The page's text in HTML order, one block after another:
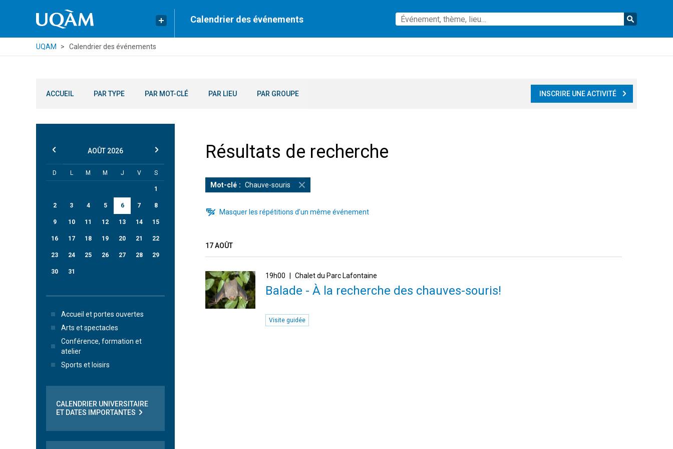
Calendrier des événements
UQAM Calendrier des événements
ACCUEIL PAR TYPE PAR MOT-CLÉ PAR LIEU PAR GROUPE INSCRIRE UNE ACTIVITÉ
Résultats de recherche
Mot-clé Chauve-souris
Masquer les répétitions d’un même événement
17 AOÛT
19h00 Chalet du Parc Lafontaine
Balade - À la recherche des chauves-souris!
Visite guidée
AOÛT 2026
D L M M J V S
1
2 3 4 5 6 7 8
9 10 11 12 13 14 15
16 17 18 19 20 21 22
23 24 25 26 27 28 29
30 31
Accueil et portes ouvertes
Arts et spectacles
Conférence, formation et
atelier
Sports et loisirs
CALENDRIER UNIVERSITAIRE
ET DATES IMPORTANTES